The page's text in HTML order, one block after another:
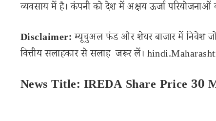
व्यवसाय में है। कंपनी को देश में अक्षय ऊर्जा परियोजनाओं
Disclaimer:म्यूचुअल फंड और शेयर बाजार में निवेश
वित्तीय सलाहकार से सलाह जरूर लें।
News Title: IREDA Share Price 30